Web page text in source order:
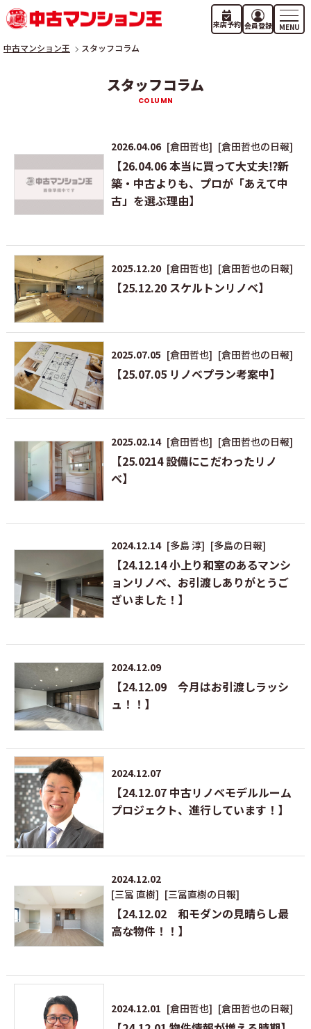
来店予約 会員登録
中古マンション王 スタッフコラム
スタッフコラム
2026.04.06 [倉田哲也] [倉田哲也の日報]
【26.04.06 本当に買って大丈夫⁉新
築・中古よりも、プロが「あえて中
古」を選ぶ理由】
2025.12.20 [倉田哲也] [倉田哲也の日報]
【25.12.20 スケルトンリノベ】
2025.07.05 [倉田哲也] [倉田哲也の日報]
【25.07.05 リノベプラン考案中】
2025.02.14 [倉田哲也] [倉田哲也の日報]
【25.0214 設備にこだわったリノ
ベ】
2024.12.14 [多島 淳] [多島の日報]
【24.12.14 小上り和室のあるマンシ
ョンリノベ、お引渡しありがとうご
ざいました！】
2024.12.09
【24.12.09 今月はお引渡しラッシ
ュ！！】
2024.12.07
【24.12.07 中古リノベモデルルーム
プロジェクト、進行しています！】
2024.12.02
[三冨 直樹] [三冨直樹の日報]
【24.12.02 和モダンの見晴らし最
高な物件！！】
2024.12.01 [倉田哲也] [倉田哲也の日報]